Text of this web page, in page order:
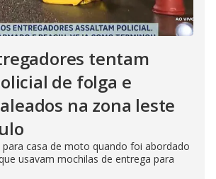
tentam
de folga e
na zona leste
casa de moto quando foi abordado
usavam mochilas de entrega para